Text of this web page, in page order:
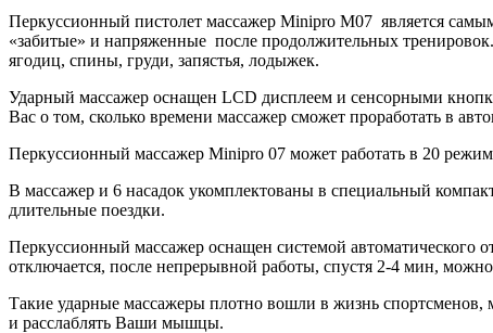
Перкуссионный пистолет массажер Minipro M07 является
«забитые» и напряженные после продолжительных
ягодиц, спины, груди, запястья, лодыжек.
Ударный массажер оснащен LCD дисплеем и сенсорными
Вас о том, сколько времени массажер сможет проработать в
Перкуссионный массажер Minipro 07 может работать в 20
В массажер и 6 насадок укомплектованы в специальный
длительные поездки.
Перкуссионный массажер оснащен системой автоматического
отключается, после непрерывной работы, спустя 2-4 мин,
Такие ударные массажеры плотно вошли в жизнь
и расслаблять Ваши мышцы.